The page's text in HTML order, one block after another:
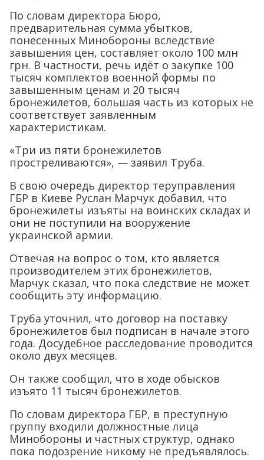
По словам директора Бюро,
предварительная сумма убытков,
понесенных Минобороны вследствие
завышения цен, составляет около 100 млн
грн. В частности, речь идёт о закупке 100
тысяч комплектов военной формы по
завышенным ценам и 20 тысяч
бронежилетов, большая часть из которых не
соответствует заявленным
характеристикам.
«Три из пяти бронежилетов
простреливаются», — заявил Труба.
В свою очередь директор теруправления
ГБР в Киеве Руслан Марчук добавил, что
бронежилеты изъяты на воинских складах и
они не поступили на вооружение
украинской армии.
Отвечая на вопрос о том, кто является
производителем этих бронежилетов,
Марчук сказал, что пока следствие не может
сообщить эту информацию.
Труба уточнил, что договор на поставку
бронежилетов был подписан в начале этого
года. Досудебное расследование проводится
около двух месяцев.
Он также сообщил, что в ходе обысков
изъято 11 тысяч бронежилетов.
По словам директора ГБР, в преступную
группу входили должностные лица
Минобороны и частных структур, однако
пока подозрение никому не предъявлялось.